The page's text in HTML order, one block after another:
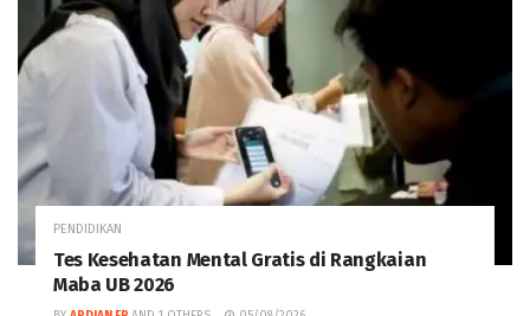
PENDIDIKAN
Tes Kesehatan Mental Gratis di Rangkaian
Maba UB 2026